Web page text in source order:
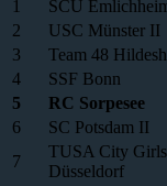
1
SCU
2
USC Münster II
3
Team 48
4
SSF Bonn
5
RC Sorpesee
6
SC Potsdam II
7
TUSA City Girls
Düsseldorf